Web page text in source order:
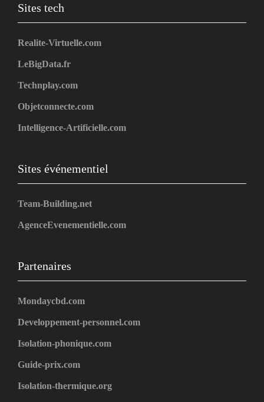
Sites tech
Realite-Virtuelle.com
LeBigData.fr
Technplay.com
Objetconnecte.com
Intelligence-Artificielle.com
Sites événementiel
Team-Building.net
AgenceEvenementielle.com
Partenaires
Mondaycbd.com
Developpement-personnel.com
Isolation-phonique.com
Guide-prix.com
Isolation-thermique.org